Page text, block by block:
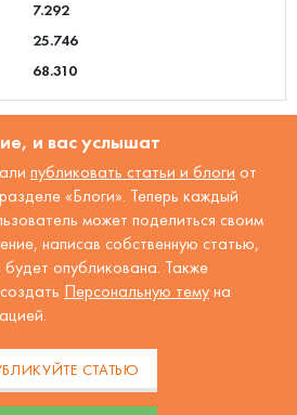
7.292
25.746
68.310
и вас услышат
публиковать статьи и блоги от
«Блоги». Теперь каждый
может поделиться своим
написав собственную статью,
опубликована. Также
Персональную тему на
СТАТЬЮ